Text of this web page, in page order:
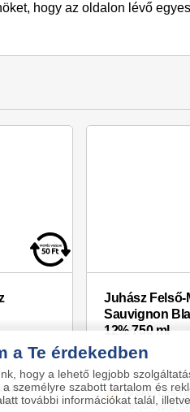
hogy az oldalon lévő
Juhász
Sauvignon
12% 750 ml
Árakért és
kérjük
a Te érdekedben
hogy a lehető legjobb
személyre szabott tartalom és
további információkat talál,